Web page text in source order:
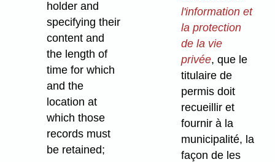
holder and
specifying their
content and
the length of
time for which
and the
location at
which those
records must
be retained;
l'information et
la protection
de la vie
privée, que le
titulaire de
permis doit
recueillir et
fournir à la
municipalité, la
façon de les